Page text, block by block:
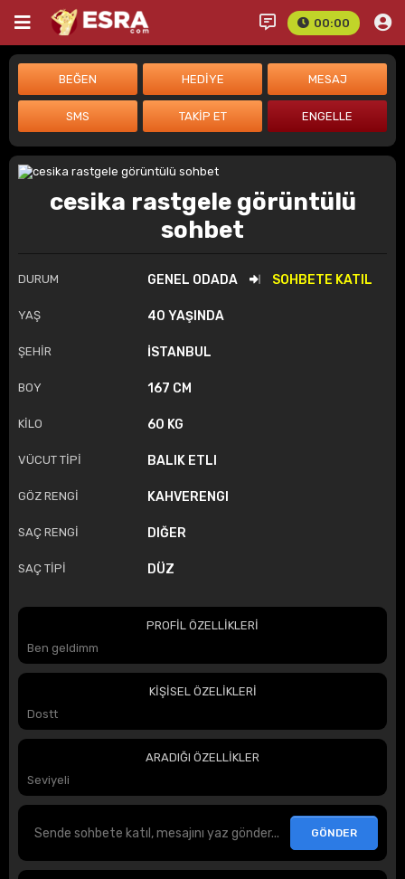
00:00
cesika rastgele görüntülü
sohbet
DURUM GENEL ODADA SOHBETE KATIL
YAŞ 40 YAŞINDA
ŞEHİR İSTANBUL
BOY 167 CM
KİLO 60 KG
VÜCUT TİPİ BALIK ETLI
GÖZ RENGİ KAHVERENGI
SAÇ RENGİ DIĞER
SAÇ TİPİ DÜZ
PROFİL ÖZELLİKLERİ
Ben geldimm
KİŞİSEL ÖZELİKLERİ
Dostt
ARADIĞI ÖZELLİKLER
Seviyeli